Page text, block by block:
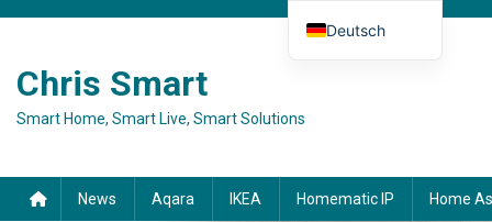
Chris Smart
Smart Home, Smart Live, Smart Solutions
News Aqara IKEA Homematic IP Home
Deutsch
Italiano